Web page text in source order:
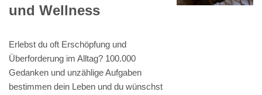
und Wellness
Erlebst du oft Erschöpfung und
Überforderung im Alltag? 100.000
Gedanken und unzählige Aufgaben
bestimmen dein Leben und du wünschst